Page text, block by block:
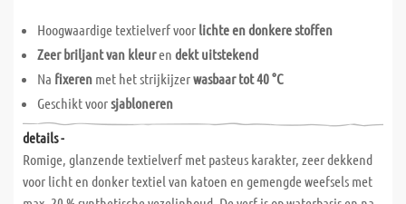
Hoogwaardige textielverf voor lichte en donkere stoffen
Zeer briljant van kleuren dekt uitstekend
Na fixeren met het strijkijzerwasbaar tot 40 °C
Geschikt voorsjabloneren
details -
Romige, glanzende textielverf met pasteus karakter, zeer dekkend
voor licht en donker textiel van katoen en gemengde weefsels met